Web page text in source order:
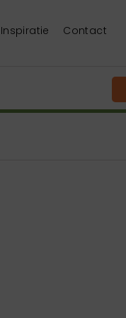
Inspiratie Contact